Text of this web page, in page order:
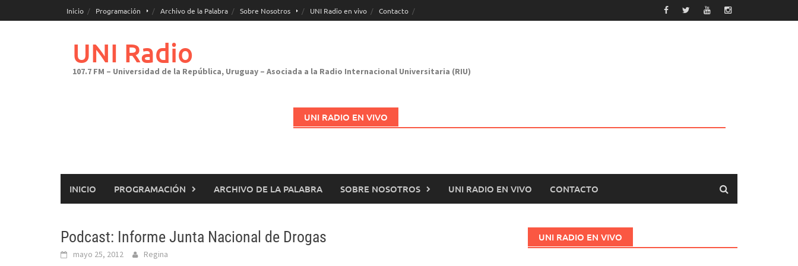
al
Inicio Programación Archivo de la Palabra Sobre Nosotros UNI Radio en vivo Contacto
UNI Radio
107.7 FM – Universidad de la República, Uruguay – Asociada a la Radio Internacional Universitaria (RIU)
UNI RADIO EN VIVO
INICIO PROGRAMACIÓN ARCHIVO DE LA PALABRA SOBRE NOSOTROS UNI RADIO EN VIVO CONTACTO
Podcast: Informe Junta Nacional de Drogas
mayo 25, 2012 Regina
UNI RADIO EN VIVO